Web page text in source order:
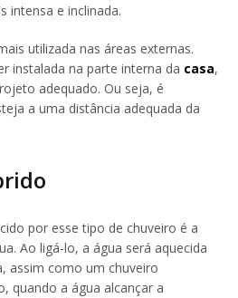
intensa e inclinada.
utilizada nas áreas externas.
instalada na parte interna da casa,
adequado. Ou seja, é
a uma distância adequada da
por esse tipo de chuveiro é a
Ao ligá-lo, a água será aquecida
assim como um chuveiro
quando a água alcançar a